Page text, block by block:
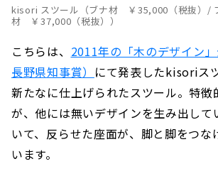
kisori スツール（ブナ材 ￥35,000（税抜）/
材 ￥37,000（税抜））
こちらは、 2011年の「木のデザイン
長野県知事賞） にて発表したkisoriス
新たなに仕上げられたスツール。特徴
が、他には無いデザインを生み出して
いて、反らせた座面が、脚と脚をつな
います。